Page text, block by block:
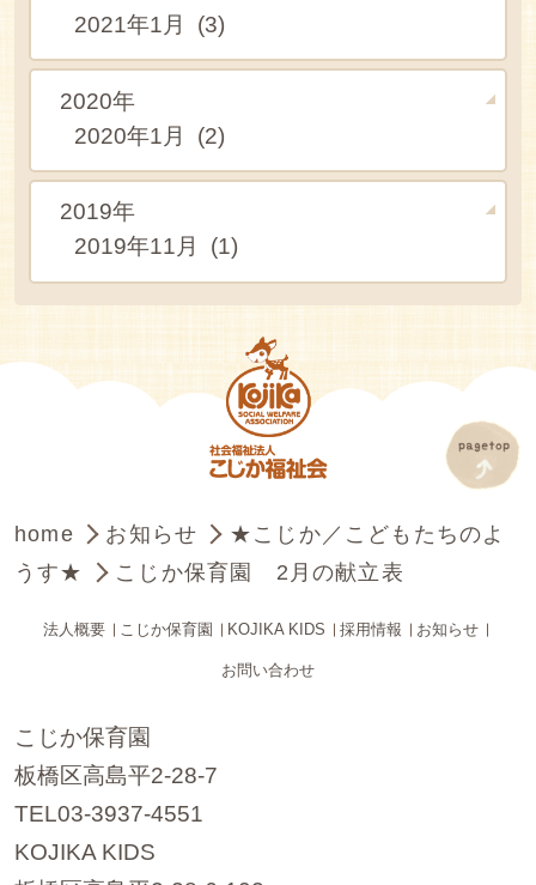
2021年1月 (3)
2020年
2020年1月 (2)
2019年
2019年11月 (1)
home お知らせ
★こじか／こどもたちのよ
うす★
こじか保育園 2月の献立表
法人概要 こじか保育園 KOJIKA KIDS 採用情報 お知らせ
お問い合わせ
こじか保育園
板橋区高島平2-28-7
TEL03-3937-4551
KOJIKA KIDS